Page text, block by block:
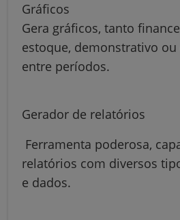
Gráficos
Gera gráficos, tanto
estoque, demonstrativo
entre períodos.
Gerador de relatórios
Ferramenta poderosa,
relatórios com diversos
e dados.